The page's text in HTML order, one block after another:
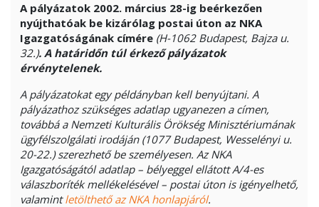
A pályázatok 2002. március 28-ig beérkezően
nyújthatóak be kizárólag postai úton az NKA
Igazgatóságának címére (H-1062 Budapest, Bajza u.
32.). A határidőn túl érkező pályázatok
érvénytelenek.
A pályázatokat egy példányban kell benyújtani. A
pályázathoz szükséges adatlap ugyanezen a címen,
továbbá a Nemzeti Kulturális Örökség Minisztériumának
ügyfélszolgálati irodáján (1077 Budapest, Wesselényi u.
20-22.) szerezhető be személyesen. Az NKA
Igazgatóságától adatlap – bélyeggel ellátott A/4-es
válaszboríték mellékelésével – postai úton is igényelhető,
valamintletölthető az NKA honlapjáról.